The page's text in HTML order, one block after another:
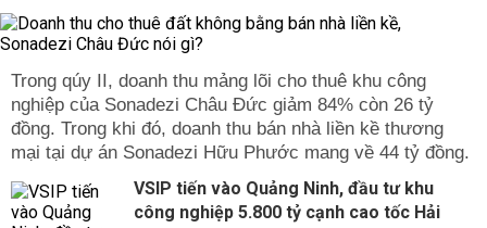
Trong qúy II, doanh thu mảng lõi cho thuê khu công
nghiệp của Sonadezi Châu Đức giảm 84% còn 26 tỷ
đồng. Trong khi đó, doanh thu bán nhà liền kề thương
mại tại dự án Sonadezi Hữu Phước mang về 44 tỷ đồng.
VSIP tiến vào Quảng Ninh, đầu tư khu
công nghiệp 5.800 tỷ cạnh cao tốc Hải